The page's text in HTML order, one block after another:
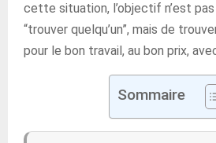
cette situation, l’objectif n’est
“trouver quelqu’un”, mais de
pour le bon travail, au bon prix,
Sommaire